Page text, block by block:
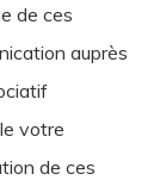
de ces
auprès
votre
de ces